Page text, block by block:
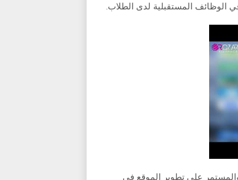
الوظائف المستقبلية لدى الطلاب.
على تطوير الموقع في